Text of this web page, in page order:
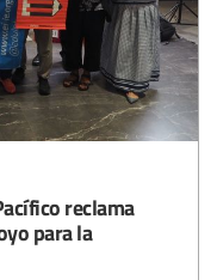
reclama
para la